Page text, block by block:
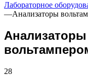
Лабораторное
—Анализаторы
Анализаторы
28